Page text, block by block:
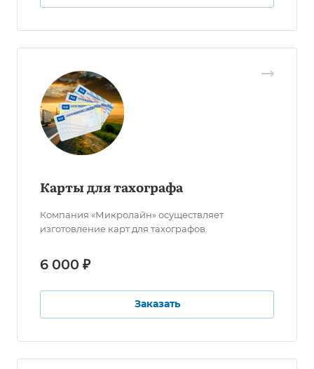
Карты для тахографа
Компания «Микролайн» осуществляет
изготовление карт для тахографов.
6 000 ₽
Заказать